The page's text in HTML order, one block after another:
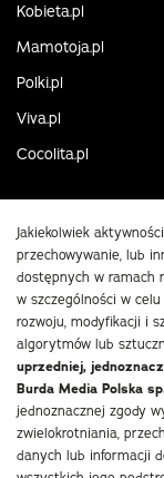
Kobieta.pl
Mamotoja.pl
Polki.pl
Viva.pl
Cocolita.pl
Jakiekolwiek
przechowywanie, lub
dostępnych w ramach
w szczególności w
rozwoju, modyfikacji i
algorytmów lub
uprzedniej,
Burda Media Polska
jednoznacznej zgody
zwielokrotniania,
danych lub informacji